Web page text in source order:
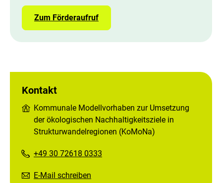
Zum Förderaufruf
Kontakt
Kommunale Modellvorhaben zur Umsetzung
der ökologischen Nachhaltigkeitsziele in
Strukturwandelregionen (KoMoNa)
+49 30 72618 0333
E-Mail schreiben